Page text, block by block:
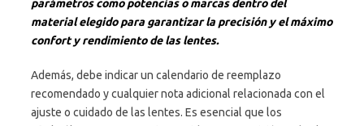
parámetros como potencias o marcas dentro del
material elegido para garantizar la precisión y el máximo
confort y rendimiento de las lentes.
Además, debe indicar un calendario de reemplazo
recomendado y cualquier nota adicional relacionada con el
ajuste o cuidado de las lentes. Es esencial que los